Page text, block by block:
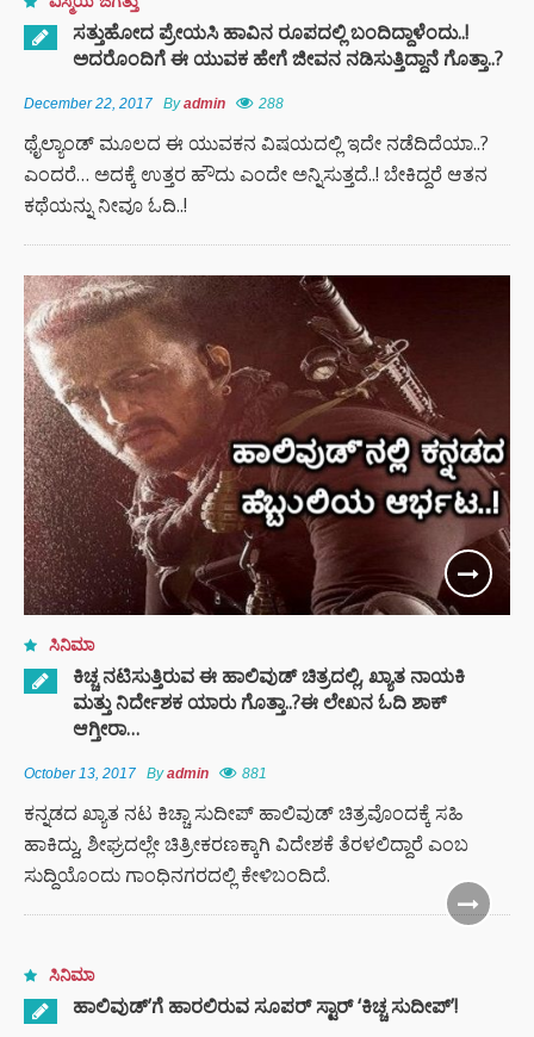
ಸತ್ತುಹೋದ ಪ್ರೇಯಸಿ ಹಾವಿನ ರೂಪದಲ್ಲಿ ಬಂದಿದ್ದಾಳೆಂದು..!
ಅದರೊಂದಿಗೆ ಈ ಯುವಕ ಹೇಗೆ ಜೀವನ ನಡಿಸುತ್ತಿದ್ದಾನೆ ಗೊತ್ತಾ..?
December 22, 2017 Byadmin 288
ಥೈಲ್ಯಾಂಡ್ ಮೂಲದ ಈ ಯುವಕನ ವಿಷಯದಲ್ಲಿ ಇದೇ ನಡೆದಿದೆಯಾ..?
ಎಂದರೆ… ಅದಕ್ಕೆ ಉತ್ತರ ಹೌದು ಎಂದೇ ಅನ್ನಿಸುತ್ತದೆ..! ಬೇಕಿದ್ದರೆ ಆತನ
ಕಥೆಯನ್ನು ನೀವೂ ಓದಿ..!
ಸಿನಿಮಾ
ಕಿಚ್ಚ ನಟಿಸುತ್ತಿರುವ ಈ ಹಾಲಿವುಡ್ ಚಿತ್ರದಲ್ಲಿ, ಖ್ಯಾತ ನಾಯಕಿ
ಮತ್ತು ನಿರ್ದೇಶಕ ಯಾರು ಗೊತ್ತಾ..?ಈ ಲೇಖನ ಓದಿ ಶಾಕ್
ಆಗ್ತೀರಾ…
October 13, 2017 Byadmin 881
ಕನ್ನಡದ ಖ್ಯಾತ ನಟ ಕಿಚ್ಚಾ ಸುದೀಪ್ ಹಾಲಿವುಡ್ ಚಿತ್ರವೊಂದಕ್ಕೆ ಸಹಿ
ಹಾಕಿದ್ದು, ಶೀಘ್ರದಲ್ಲೇ ಚಿತ್ರೀಕರಣಕ್ಕಾಗಿ ವಿದೇಶಕೆ ತೆರಳಲಿದ್ದಾರೆ ಎಂಬ
ಸುದ್ದಿಯೊಂದು ಗಾಂಧಿನಗರದಲ್ಲಿ ಕೇಳಿಬಂದಿದೆ.
ಸಿನಿಮಾ
ಹಾಲಿವುಡ್’ಗೆ ಹಾರಲಿರುವ ಸೂಪರ್ ಸ್ಟಾರ್ ‘ಕಿಚ್ಚ ಸುದೀಪ್’!